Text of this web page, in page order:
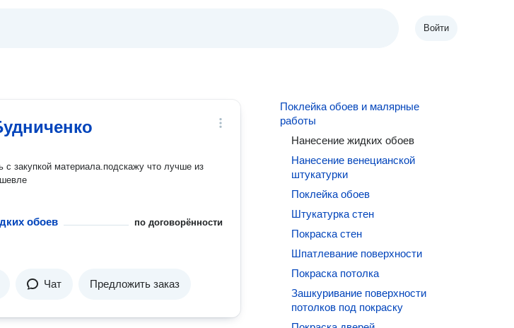
Войти
с закупкой материала.подскажу что лучше из
обоев по договорённости
Чат Предложить заказ
Поклейка обоев и малярные
работы
Нанесение жидких обоев
Нанесение венецианской
штукатурки
Поклейка обоев
Штукатурка стен
Покраска стен
Шпатлевание поверхности
Покраска потолка
Зашкуривание поверхности
потолков под покраску